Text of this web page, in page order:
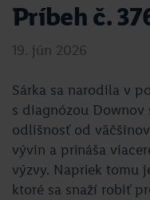
Príbeh č.
19. jún 2026
Sárka sa narodila v
s diagnózou Downov
odlišnosť od
vývin a prináša
výzvy. Napriek tomu
ktoré sa snaží robiť